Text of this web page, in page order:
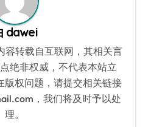
dawei
容转载自互联网，其相关言
绝非权威，不代表本站立
版权问题，请提交相关链接
，我们将及时予以处
理。